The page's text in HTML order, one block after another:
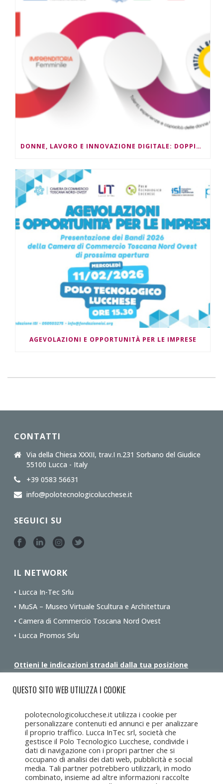
DONNE, LAVORO E INNOVAZIONE DIGITALE: DOPPIO APPUNTAMENTO
AGEVOLAZIONI E OPPORTUNITÀ PER LE IMPRESE
CONTATTI
Via della Chiesa XXXII, trav.I n.231 Sorbano del Giudice
55100 Lucca - Italy
+39 0583 56631
info@polotecnologicolucchese.it
SEGUICI SU
IL NETWORK
• Lucca In-Tec Srlu
• MuSA – Museo Virtuale Scultura e Architettura
• Camera di Commercio Toscana Nord Ovest
• Lucca Promos Srlu
Ottieni le indicazioni stradali dalla tua posizione
QUESTO SITO WEB UTILIZZA I COOKIE
polotecnologicolucchese.it utilizza i cookie per
personalizzare contenuti ed annunci e per analizzare
il proprio traffico. Lucca InTec srl, società che
gestisce il Polo Tecnologico Lucchese, condivide i
dati di navigazione con i propri partner che si
occupano di analisi dei dati web, pubblicità e social
media. Tali partner potrebbero utilizzarli, in modo
combinato, insieme ad altre informazioni raccolte